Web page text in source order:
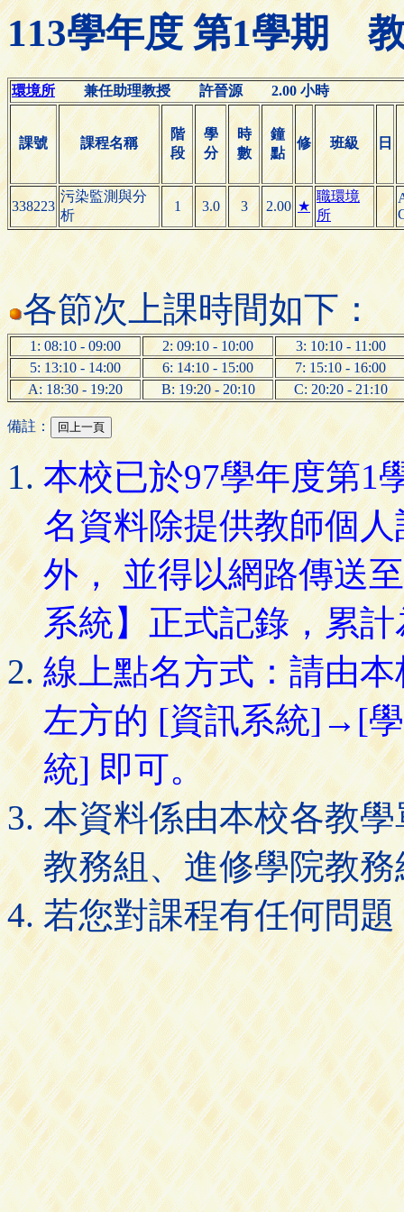
113學年度 第1學期
環境所兼任助理教授 許晉源 2.00 小時
課號 課程名稱
階
段
學
分
時
數
鐘
點
修 班級 日
338223
污染監測與分
析
1 3.0 3 2.00 ★
職環境
所
各節次上課時間如下：
1: 08:10 - 09:00 2: 09:10 - 10:00
3: 10:10 - 11:00
5: 13:10 - 14:00
6: 14:10 - 15:00
7: 15:10 - 16:00
A: 18:30 - 19:20
B: 19:20 - 20:10 C: 20:20 - 21:10
備註：
本校已於97學年度第1
名資料除提供教師個
外， 並得以網路傳送
系統】正式記錄，累
線上點名方式：請由
左方的 [資訊系統]→[
統] 即可。
本資料係由本校各教
教務組、進修學院教
若您對課程有任何問